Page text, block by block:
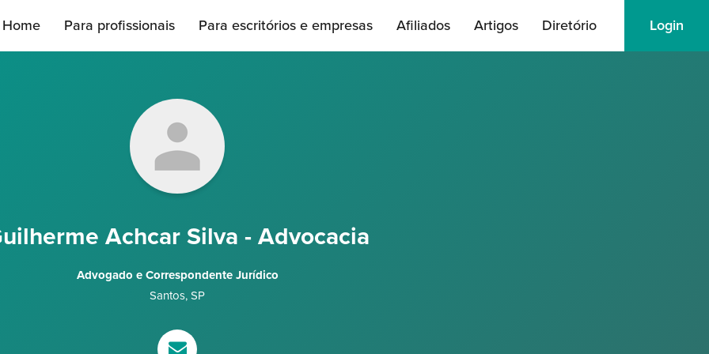
Home Para profissionais Para escritórios e empresas Afiliados Artigos Diretório Login
Achcar Silva - Advocacia
Advogado e Correspondente Jurídico
Santos, SP